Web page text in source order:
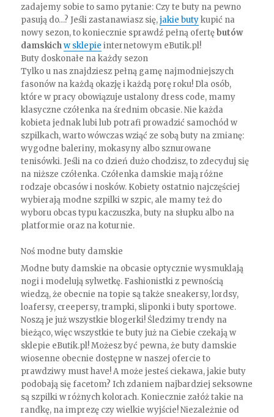
zadajemy sobie to samo pytanie: Czy te buty na pewno
pasują do…? Jeśli zastanawiasz się,jakie butykupić na
nowy sezon, to koniecznie sprawdź pełną ofertębutów
damskich w sklepie internetowym eButik.pl!
Buty doskonałe na każdy sezon
Tylko u nas znajdziesz pełną gamę najmodniejszych
fasonów na każdą okazję i każdą porę roku! Dla osób,
które w pracy obowiązuje ustalony dress code, mamy
klasyczne czółenka na średnim obcasie. Nie każda
kobieta jednak lubi lub potrafi prowadzić samochód w
szpilkach, warto wówczas wziąć ze sobą buty na zmianę:
wygodne baleriny, mokasyny albo sznurowane
tenisówki. Jeśli na co dzień dużo chodzisz, to zdecyduj się
na niższe czółenka. Czółenka damskie mają różne
rodzaje obcasów i nosków. Kobiety ostatnio najczęściej
wybierają modne szpilki w szpic, ale mamy też do
wyboru obcas typu kaczuszka, buty na słupku albo na
platformie oraz na koturnie.
Noś modne buty damskie
Modne buty damskie na obcasie optycznie wysmuklają
nogi i modelują sylwetkę. Fashionistki z pewnością
wiedzą, że obecnie na topie są także sneakersy, lordsy,
loafersy, creepersy, trampki, sliponki i buty sportowe.
Noszą je już wszystkie blogerki! Śledzimy trendy na
bieżąco, więc wszystkie te buty już na Ciebie czekają w
sklepie eButik.pl! Możesz być pewna, że buty damskie
wiosenne obecnie dostępne w naszej ofercie to
prawdziwy must have! A może jesteś ciekawa, jakie buty
podobają się facetom? Ich zdaniem najbardziej seksowne
są szpilki w różnych kolorach. Koniecznie załóż takie na
randkę, na imprezę czy wielkie wyjście! Niezależnie od